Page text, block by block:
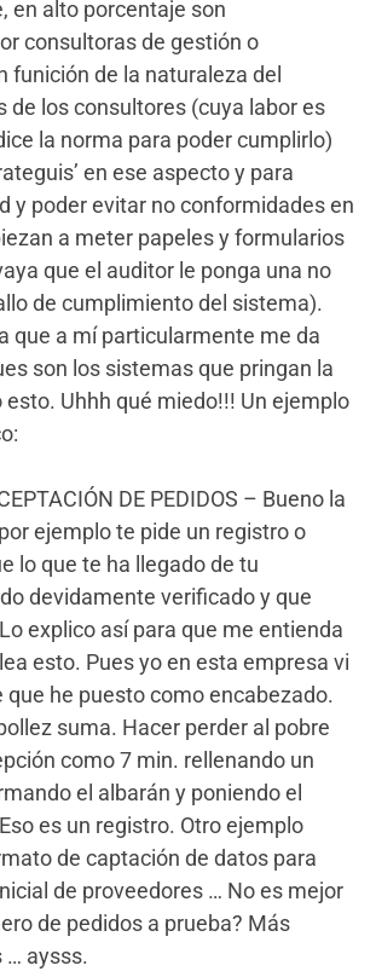
en alto porcentaje son
consultoras de gestión o
funición de la naturaleza del
de los consultores (cuya labor es
la norma para poder cumplirlo)
en ese aspecto y para
y poder evitar no conformidades en
a meter papeles y formularios
que el auditor le ponga una no
de cumplimiento del sistema).
que a mí particularmente me da
son los sistemas que pringan la
Uhhh qué miedo!!! Un ejemplo
DE PEDIDOS – Bueno la
ejemplo te pide un registro o
lo que te ha llegado de tu
devidamente verificado y que
explico así para que me entienda
esto. Pues yo en esta empresa vi
he puesto como encabezado.
suma. Hacer perder al pobre
como 7 min. rellenando un
el albarán y poniendo el
es un registro. Otro ejemplo
de captación de datos para
de proveedores … No es mejor
de pedidos a prueba? Más
… aysss.